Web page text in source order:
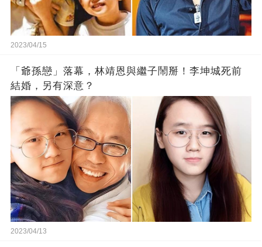
2023/04/15
「爺孫戀」落幕，林靖恩與繼子鬧掰！李坤城死前
結婚，另有深意？
2023/04/13